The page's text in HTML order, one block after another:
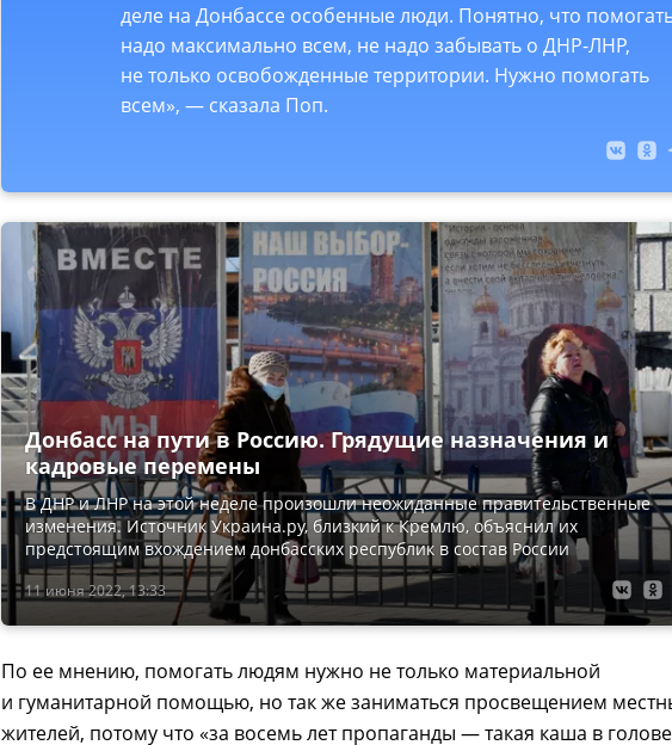
деле на Донбассе особенные люди. Понятно, что
надо максимально всем, не надо забывать о ДНР-ЛНР,
не только освобожденные территории. Нужно помогать
всем», — сказала Поп.
11 июня 2022, 13:33
Донбасс на пути в Россию. Грядущие назначения и
кадровые перемены
В ДНР и ЛНР на этой неделе произошли неожиданные правительственные
изменения. Источник Украина.ру, близкий к Кремлю, объяснил их
предстоящим вхождением донбасских республик в состав России
По ее мнению, помогать людям нужно не только материальной
и гуманитарной помощью, но так же заниматься просвещением
жителей, потому что «за восемь лет пропаганды — такая каша в